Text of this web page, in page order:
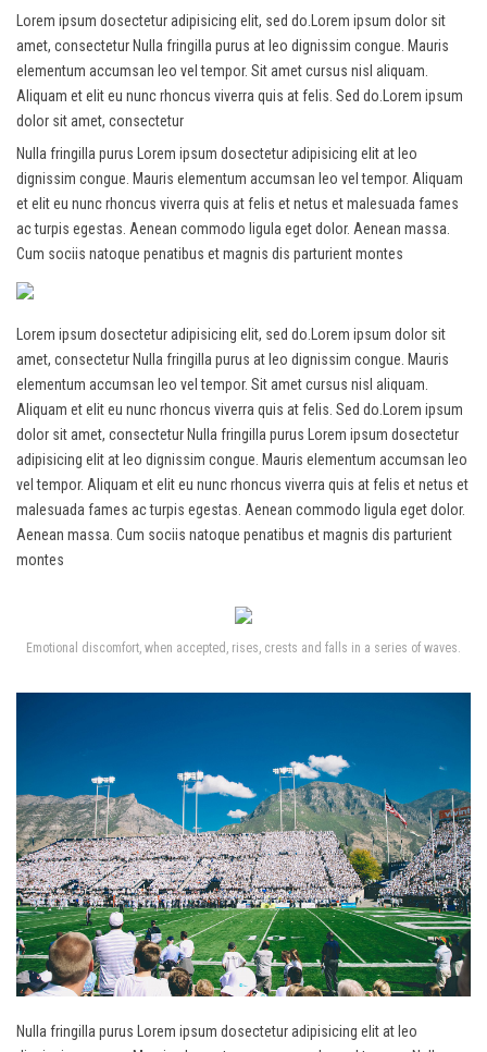
Lorem ipsum dosectetur adipisicing elit, sed do.Lorem ipsum dolor sit
amet, consectetur Nulla fringilla purus at leo dignissim congue. Mauris
elementum accumsan leo vel tempor. Sit amet cursus nisl aliquam.
Aliquam et elit eu nunc rhoncus viverra quis at felis. Sed do.Lorem ipsum
dolor sit amet, consectetur
Nulla fringilla purus Lorem ipsum dosectetur adipisicing elit at leo
dignissim congue. Mauris elementum accumsan leo vel tempor. Aliquam
et elit eu nunc rhoncus viverra quis at felis et netus et malesuada fames
ac turpis egestas. Aenean commodo ligula eget dolor. Aenean massa.
Cum sociis natoque penatibus et magnis dis parturient montes
Lorem ipsum dosectetur adipisicing elit, sed do.Lorem ipsum dolor sit
amet, consectetur Nulla fringilla purus at leo dignissim congue. Mauris
elementum accumsan leo vel tempor. Sit amet cursus nisl aliquam.
Aliquam et elit eu nunc rhoncus viverra quis at felis. Sed do.Lorem ipsum
dolor sit amet, consectetur Nulla fringilla purus Lorem ipsum dosectetur
adipisicing elit at leo dignissim congue. Mauris elementum accumsan leo
vel tempor. Aliquam et elit eu nunc rhoncus viverra quis at felis et netus et
malesuada fames ac turpis egestas. Aenean commodo ligula eget dolor.
Aenean massa. Cum sociis natoque penatibus et magnis dis parturient
montes
Emotional discomfort, when accepted, rises, crests and falls in a series of waves.
Nulla fringilla purus Lorem ipsum dosectetur adipisicing elit at leo